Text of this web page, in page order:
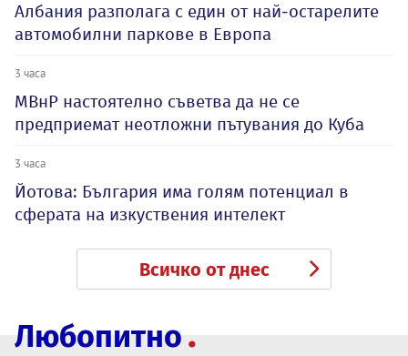
Албания разполага с един от най-остарелите
автомобилни паркове в Европа
3 часа
МВнР настоятелно съветва да не се
предприемат неотложни пътувания до Куба
3 часа
Йотова: България има голям потенциал в
сферата на изкуствения интелект
Всичко от днес
Любопитно